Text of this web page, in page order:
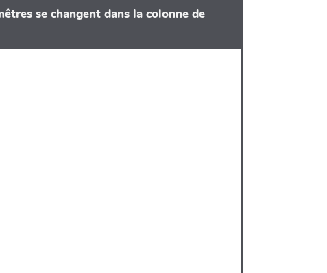
se changent dans la colonne de